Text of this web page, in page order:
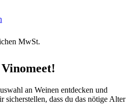
MwSt.
an Weinen entdecken und
sicherstellen, dass du das nötige Alter